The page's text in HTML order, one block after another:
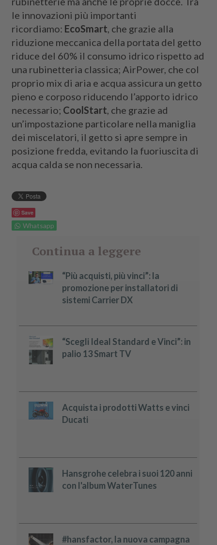
le innovazioni più importanti
ricordiamo: EcoSmart , che grazie alla
riduzione meccanica della portata del getto
riduce del 60% il consumo idrico rispetto ad
una rubinetteria classica; AirPower, che col
proprio mix di aria e acqua assicura un getto
pieno e corposo riducendo l’apporto idrico
necessario; CoolStart , che grazie ad
un’impostazione particolare nella maniglia
dei miscelatori, il getto si apre sempre in
posizione fredda, evitando la fuoriuscita di
acqua calda se non necessaria.
Save
Whatsapp
Continua a leggere
“Più acquisti, più vinci”: la
promozione per installatori di
sistemi Carrier DX
“Scegli Ideal Standard e Vinci”: in
palio 13 Smart TV
Acquista i prodotti Watts e vinci
Ducati
Hansgrohe celebra i suoi 120 anni
con l'album WaterTunes
#hansfactor, la nuova campagna